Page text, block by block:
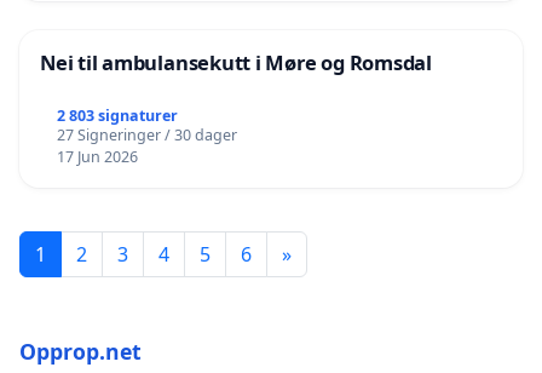
Nei til ambulansekutt i Møre og Romsdal
2 803 signaturer
27 Signeringer / 30 dager
17 Jun 2026
1 2 3 4 5 6 »
Opprop.net